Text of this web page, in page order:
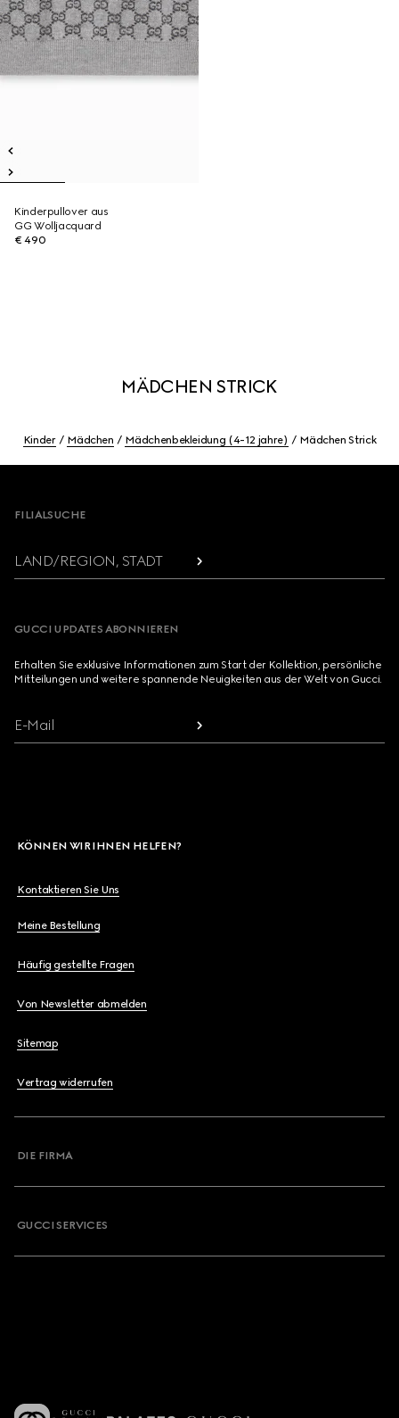
Kinderpullover aus
GG Wolljacquard
€ 490
MÄDCHEN STRICK
Kinder Mädchen Mädchenbekleidung (4-12 jahre) Mädchen Strick
FILIALSUCHE
LAND/REGION, STADT
GUCCI UPDATES ABONNIEREN
Erhalten Sie exklusive Informationen zum Start der Kollektion, persönliche
Mitteilungen und weitere spannende Neuigkeiten aus der Welt von Gucci.
E-Mail
KÖNNEN WIR IHNEN HELFEN?
Kontaktieren Sie Uns
Meine Bestellung
Häufig gestellte Fragen
Von Newsletter abmelden
Sitemap
Vertrag widerrufen
DIE FIRMA
GUCCI SERVICES